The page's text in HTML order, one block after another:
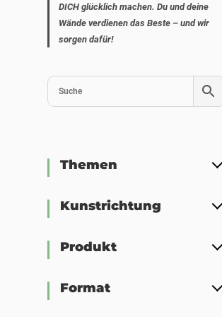
DICH glücklich machen. Du und deine
Wände verdienen das Beste – und wir
sorgen dafür!
Themen
Kunstrichtung
Produkt
Format